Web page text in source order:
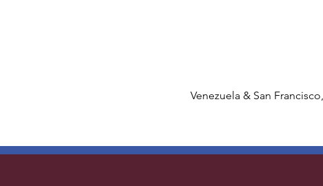
Venezuela & San